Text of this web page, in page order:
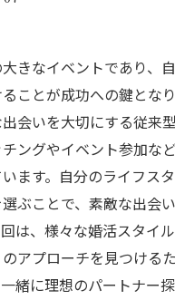
きなイベントであり、
ことが成功への鍵とな
会いを大切にする従来
ングやイベント参加な
ます。自分のライフス
ぶことで、素敵な出会
は、様々な婚活スタイ
アプローチを見つける
緒に理想のパートナー